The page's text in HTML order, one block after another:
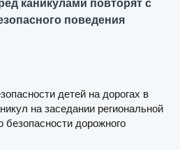
каникулами повторят с
поведения
детей на дорогах в
на заседании региональной
дорожного